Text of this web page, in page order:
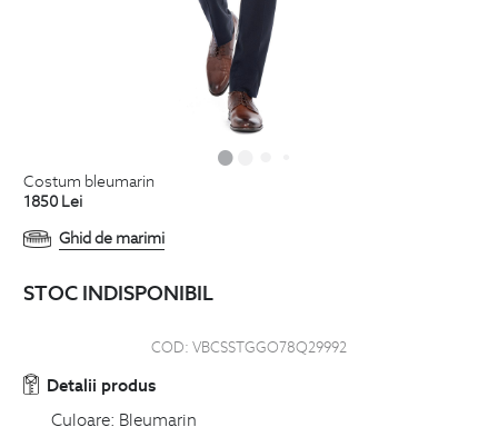
costum bleumarin
1850 Lei
Ghid de marimi
STOC INDISPONIBIL
COD: VBCSSTGGO78Q29992
Detalii produs
Culoare: Bleumarin